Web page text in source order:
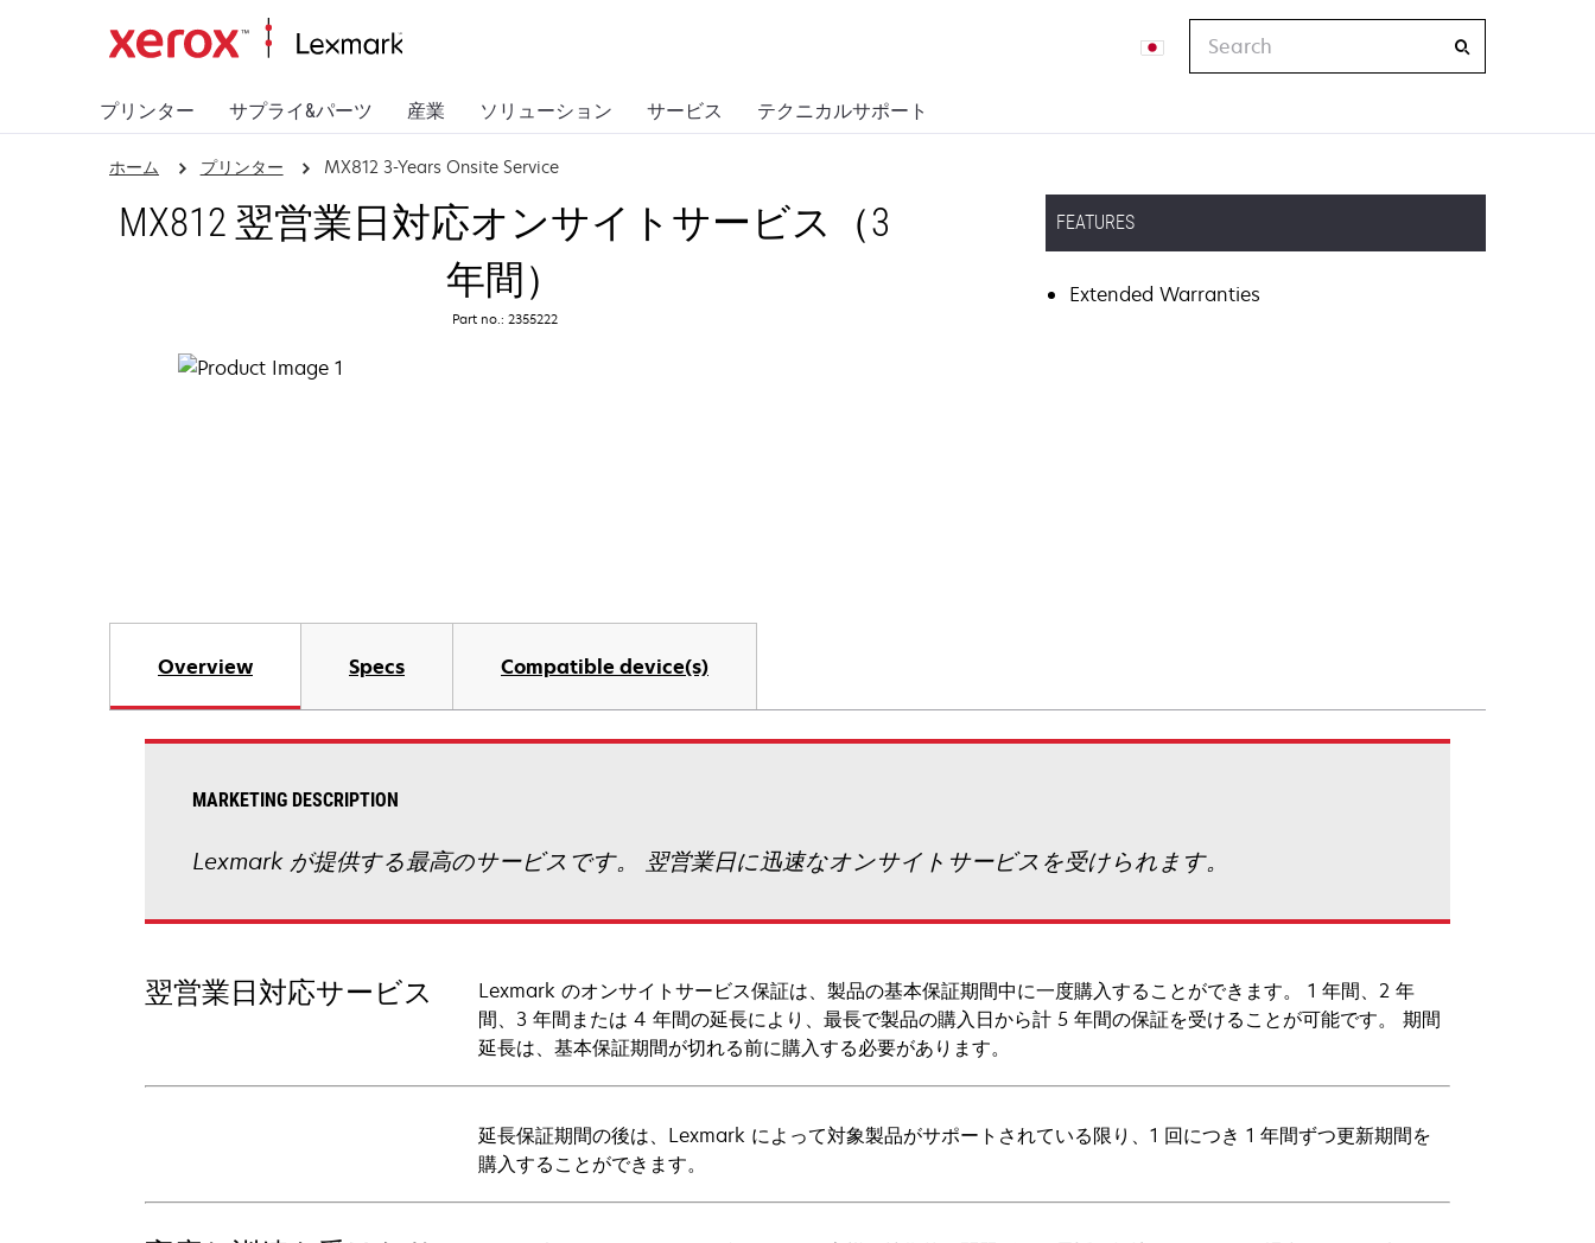
プリンター サプライ&パーツ 産業 ソリューション サービス テクニカルサポート
ホーム プリンター MX812 3-Years Onsite Service
MX812 翌営業日対応オンサイトサービス（3
年間）
Part no.: 2355222
FEATURES
Extended Warranties
Overview Specs Compatible device(s)
MARKETING DESCRIPTION
Lexmark が提供する最高のサービスです。 翌営業日に迅速なオンサイトサービスを受けられます。
翌営業日対応サービス
Lexmark のオンサイトサービス保証は、製品の基本保証期間中に一度購入することができます。 1 年間、2 年
間、3 年間または 4 年間の延長により、最長で製品の購入日から計 5 年間の保証を受けることが可能です。 期間
延長は、基本保証期間が切れる前に購入する必要があります。
延長保証期間の後は、Lexmark によって対象製品がサポートされている限り、1 回につき 1 年間ずつ更新期間を
購入することができます。